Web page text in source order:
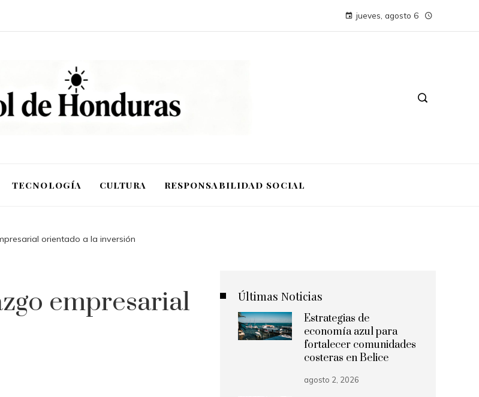
jueves, agosto 6
TECNOLOGÍA CULTURA RESPONSABILIDAD SOCIAL
orientado a la inversión
empresarial
Últimas Noticias
Estrategias de
economía azul para
fortalecer comunidades
costeras en Belice
agosto 2, 2026